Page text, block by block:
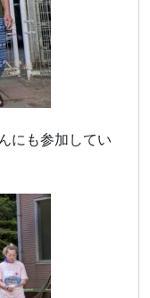
にも参加してい